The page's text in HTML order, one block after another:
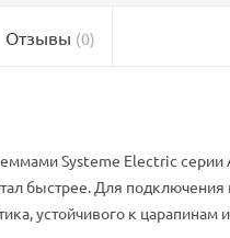
Отзывы (0)
Systeme Electric серии
быстрее. Для подключения
устойчивого к